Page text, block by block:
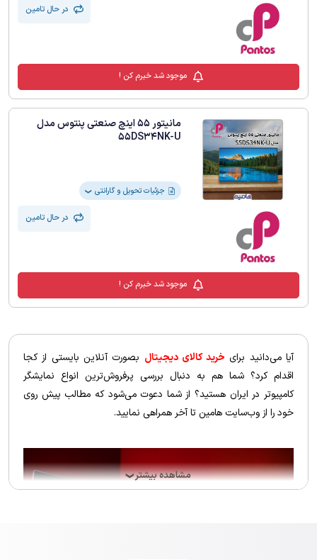
در حال تامین
موجود شد خبرم کن !
مانیتور 55 اینچ صنعتی پنتوس مدل
55DS34NK-U
جزئیات تحویل و گارانتی ❯
در حال تامین
موجود شد خبرم کن !
آیا می‌دانید برای خرید کالای دیجیتال بصورت آنلاین بایستی از کجا
اقدام کرد؟ شما هم به دنبال بررسی پرفروش‌ترین انواع نمایشگر
کامپیوتر در ایران هستید؟ از شما دعوت می‌شود که مطالب پیش روی
خود را از وب‌سایت هامین تا آخر همراهی نمایید.
مشاهده بیشتر❯